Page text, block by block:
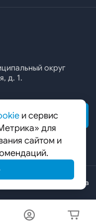
округ
д. 1.
Карта сайта
и сервис
для
сайтом и